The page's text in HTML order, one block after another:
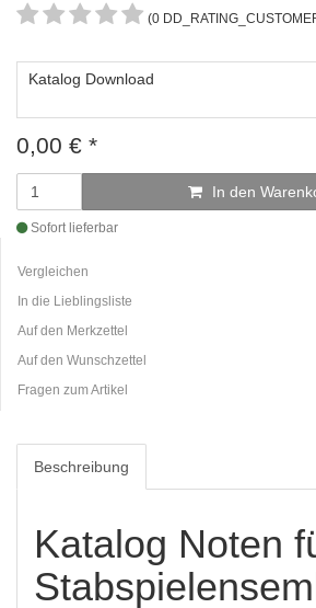
(0
Katalog Download
0,00 € *
In den
Sofort lieferbar
Vergleichen
In die Lieblingsliste
Auf den Merkzettel
Auf den Wunschzettel
Fragen zum Artikel
Beschreibung
Katalog Noten